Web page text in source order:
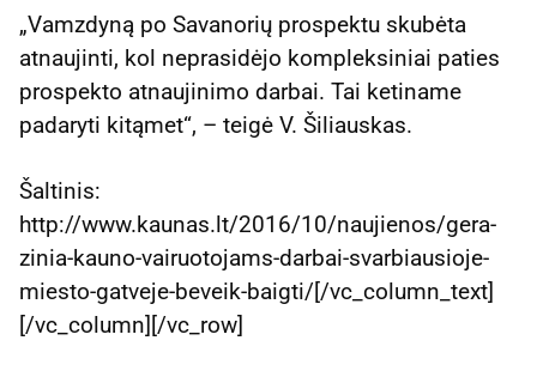
„Vamzdyną po Savanorių prospektu skubėta
atnaujinti, kol neprasidėjo kompleksiniai paties
prospekto atnaujinimo darbai. Tai ketiname
padaryti kitąmet“, – teigė V. Šiliauskas.
Šaltinis:
http://www.kaunas.lt/2016/10/naujienos/gera-
zinia-kauno-vairuotojams-darbai-svarbiausioje-
miesto-gatveje-beveik-baigti/[/vc_column_text]
[/vc_column][/vc_row]